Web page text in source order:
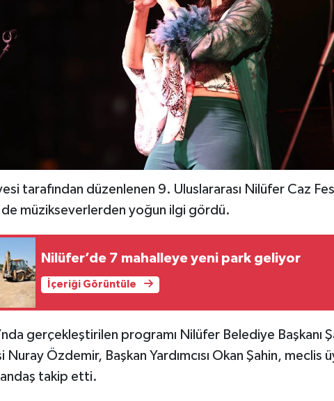
tarafından düzenlenen 9. Uluslararası Nilüfer Caz
de müzikseverlerden yoğun ilgi gördü.
Nilüfer’de 7 mahalleye yeni park geliyor
İçeriği Görüntüle
gerçekleştirilen programı Nilüfer Belediye Başkanı
Özdemir, Başkan Yardımcısı Okan Şahin, meclis
takip etti.